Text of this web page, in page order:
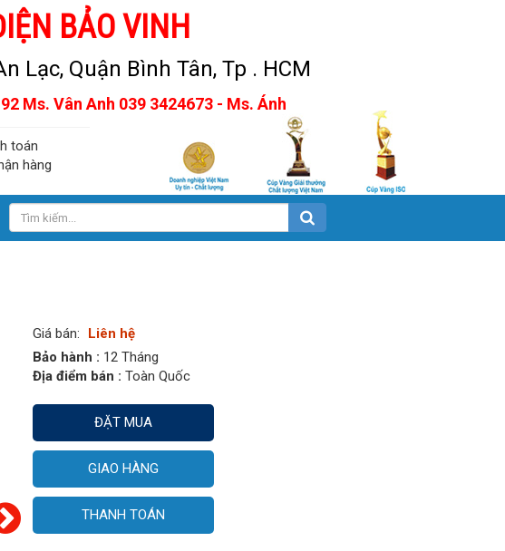
BẢO VINH
Lạc, Quận Bình Tân, Tp . HCM
Ms. Vân Anh 039 3424673 - Ms. Ánh
toán
hàng
Giá bán:
Liên hệ
Bảo hành : 12 Tháng
Địa điểm bán : Toàn Quốc
ĐẶT MUA
GIAO HÀNG
THANH TOÁN